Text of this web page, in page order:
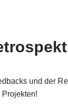
und der